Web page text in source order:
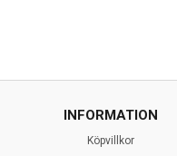
INFORMATION
Köpvillkor